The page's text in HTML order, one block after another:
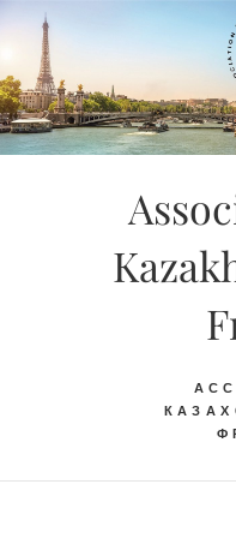
Skip
content